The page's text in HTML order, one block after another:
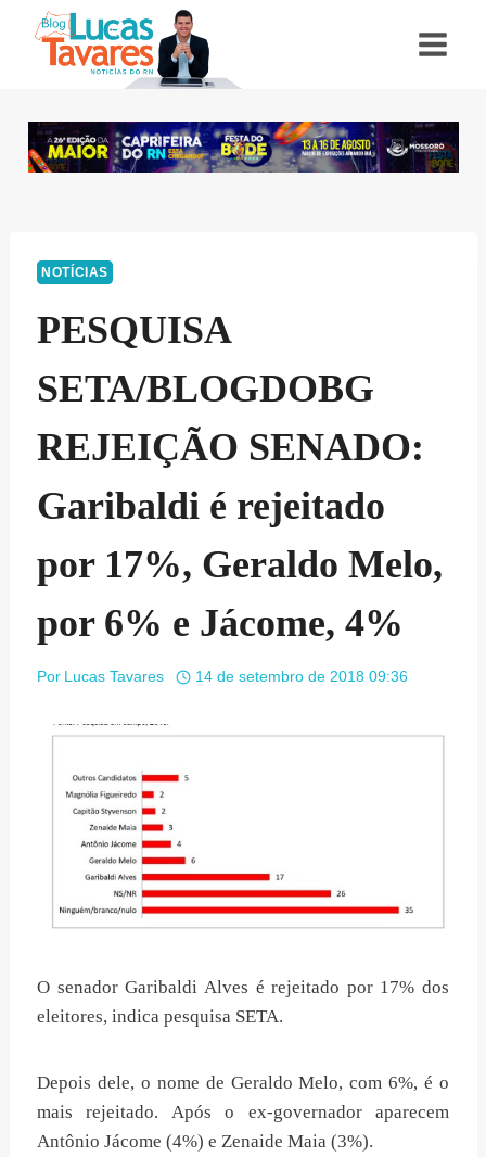
NOTÍCIAS
PESQUISA
SETA/BLOGDOBG
REJEIÇÃO SENADO:
Garibaldi é rejeitado
por 17%, Geraldo Melo,
por 6% e Jácome, 4%
Por Lucas Tavares 14 de setembro de 2018 09:36
O senador Garibaldi Alves é rejeitado por 17% dos
eleitores, indica pesquisa SETA.
Depois dele, o nome de Geraldo Melo, com 6%, é o
mais rejeitado. Após o ex-governador aparecem
Antônio Jácome (4%) e Zenaide Maia (3%).